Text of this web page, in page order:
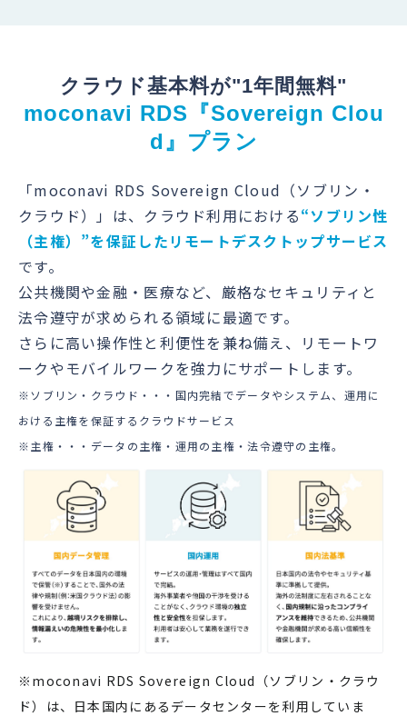
クラウド基本料が"1年間無料"
moconavi RDS『Sovereign Clou
d』プラン
「moconavi RDS Sovereign Cloud（ソブリン・
クラウド​）」は、クラウド利用における“ソブリン性
（主権）”を保証したリモートデスクトップサービス
です。
公共機関や金融・医療など、厳格なセキュリティと
法令遵守が求められる領域に最適です。
さらに高い操作性と利便性を兼ね備え、リモートワ
ークやモバイルワークを強力にサポートします。
※ソブリン・クラウド・・・国内完結でデータやシステム、運用に
おける主権を保証するクラウドサービス
※主権・・・データの主権・運用の主権・法令遵守の主権。
※moconavi RDS Sovereign Cloud（ソブリン・クラウ
ド​）は、日本国内にあるデータセンターを利用していま